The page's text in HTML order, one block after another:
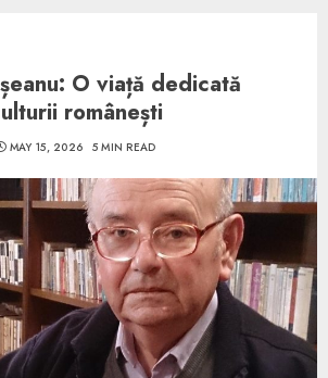
O viață dedicată
românești
MAY 15, 2026 5 MIN READ